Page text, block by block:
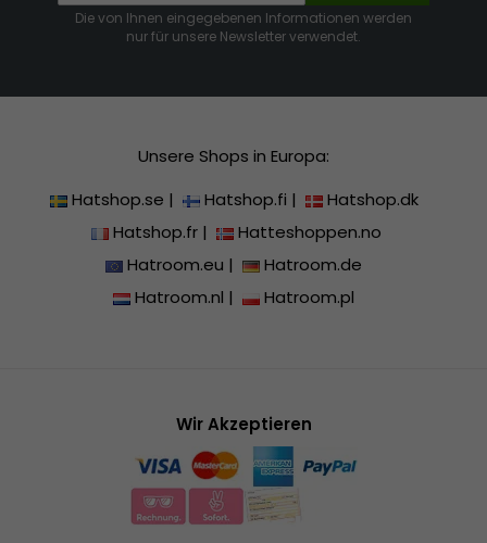
Die von Ihnen eingegebenen Informationen werden
nur für unsere Newsletter verwendet.
Unsere Shops in Europa:
Hatshop.se | Hatshop.fi |
Hatshop.dk
Hatshop.fr|
Hatteshoppen.no
Hatroom.eu |
Hatroom.de
Hatroom.nl | Hatroom.pl
Wir Akzeptieren